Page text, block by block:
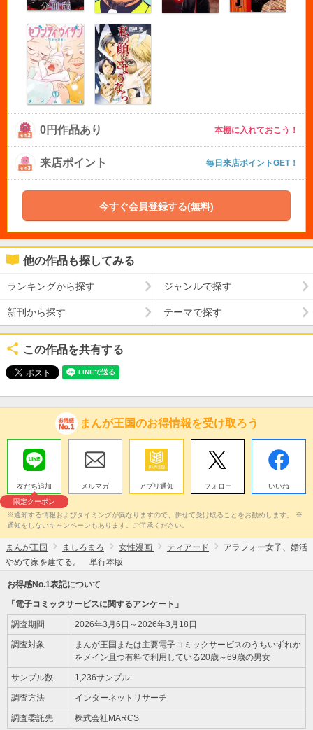
0円作品あり 本棚に入れておこう！
来店ポイント 毎日来店ポイントGET！
今すぐ会員登録する(無料)
他の作品も探してみる
ランキングから探す ジャンルで探す
新刊から探す テーマで探す
この作品を共有する
まんが王国のお得情報を受け取ろう
友だち追加
限定クーポン
メルマガ アプリ通知 フォロー いいね
※通知する情報およびタイミングが異なりますので、併せて受け取ることをお勧めします。 ※
通知をしないキャンペーンもあります。ご了承ください。
まんが王国 ましろまろ 女性漫画 ティアード
アラフォー女子、婚活
やめて家を建てる。 単行本版
お得感No.1表記について
「電子コミックサービスに関するアンケート」
調査期間 2026年3月6日～2026年3月18日
調査対象
まんが王国または主要電子コミックサービスのうちいずれか
をメイン且つ有料で利用している20歳～69歳の男女
サンプル数 1,236サンプル
調査方法 インターネットリサーチ
調査委託先 株式会社MARCS